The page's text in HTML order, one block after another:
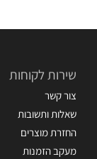
שירות לקוחות
צור קשר
שאלות ותשובות
החזרת מוצרים
מעקב הזמנות